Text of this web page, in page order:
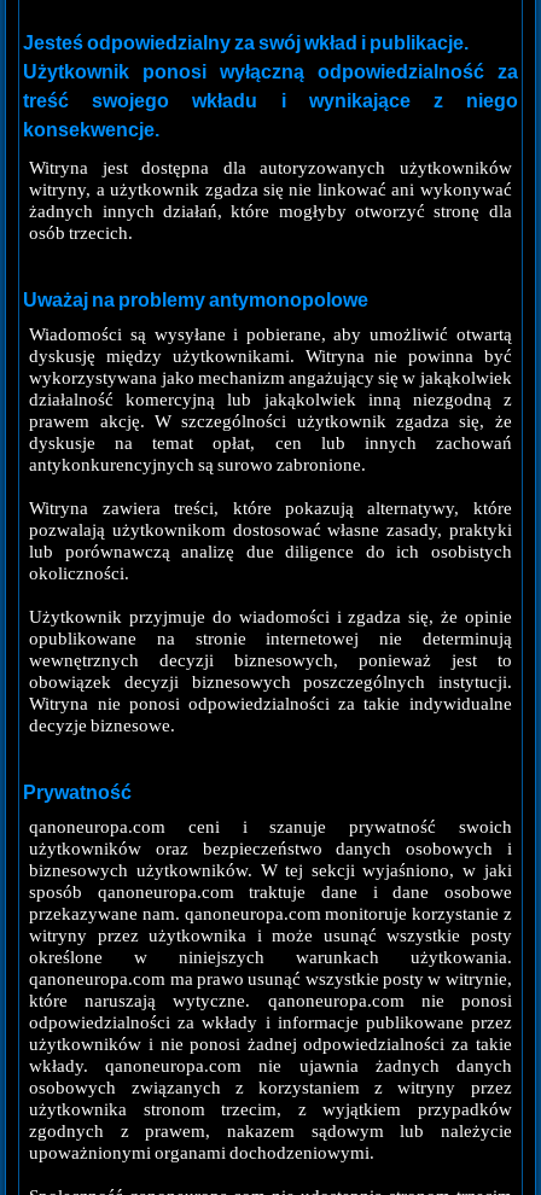
Jesteś odpowiedzialny za swój wkład i publikacje.
Użytkownik ponosi wyłączną odpowiedzialność za
treść swojego wkładu i wynikające z niego
konsekwencje.
Witryna jest dostępna dla autoryzowanych użytkowników
witryny, a użytkownik zgadza się nie linkować ani wykonywać
żadnych innych działań, które mogłyby otworzyć stronę dla
osób trzecich.
Uważaj na problemy antymonopolowe
Wiadomości są wysyłane i pobierane, aby umożliwić otwartą
dyskusję między użytkownikami. Witryna nie powinna być
wykorzystywana jako mechanizm angażujący się w jakąkolwiek
działalność komercyjną lub jakąkolwiek inną niezgodną z
prawem akcję. W szczególności użytkownik zgadza się, że
dyskusje na temat opłat, cen lub innych zachowań
antykonkurencyjnych są surowo zabronione.
Witryna zawiera treści, które pokazują alternatywy, które
pozwalają użytkownikom dostosować własne zasady, praktyki
lub porównawczą analizę due diligence do ich osobistych
okoliczności.
Użytkownik przyjmuje do wiadomości i zgadza się, że opinie
opublikowane na stronie internetowej nie determinują
wewnętrznych decyzji biznesowych, ponieważ jest to
obowiązek decyzji biznesowych poszczególnych instytucji.
Witryna nie ponosi odpowiedzialności za takie indywidualne
decyzje biznesowe.
Prywatność
qanoneuropa.com ceni i szanuje prywatność swoich
użytkowników oraz bezpieczeństwo danych osobowych i
biznesowych użytkowników. W tej sekcji wyjaśniono, w jaki
sposób qanoneuropa.com traktuje dane i dane osobowe
przekazywane nam. qanoneuropa.com monitoruje korzystanie z
witryny przez użytkownika i może usunąć wszystkie posty
określone w niniejszych warunkach użytkowania.
qanoneuropa.com ma prawo usunąć wszystkie posty w witrynie,
które naruszają wytyczne. qanoneuropa.com nie ponosi
odpowiedzialności za wkłady i informacje publikowane przez
użytkowników i nie ponosi żadnej odpowiedzialności za takie
wkłady. qanoneuropa.com nie ujawnia żadnych danych
osobowych związanych z korzystaniem z witryny przez
użytkownika stronom trzecim, z wyjątkiem przypadków
zgodnych z prawem, nakazem sądowym lub należycie
upoważnionymi organami dochodzeniowymi.